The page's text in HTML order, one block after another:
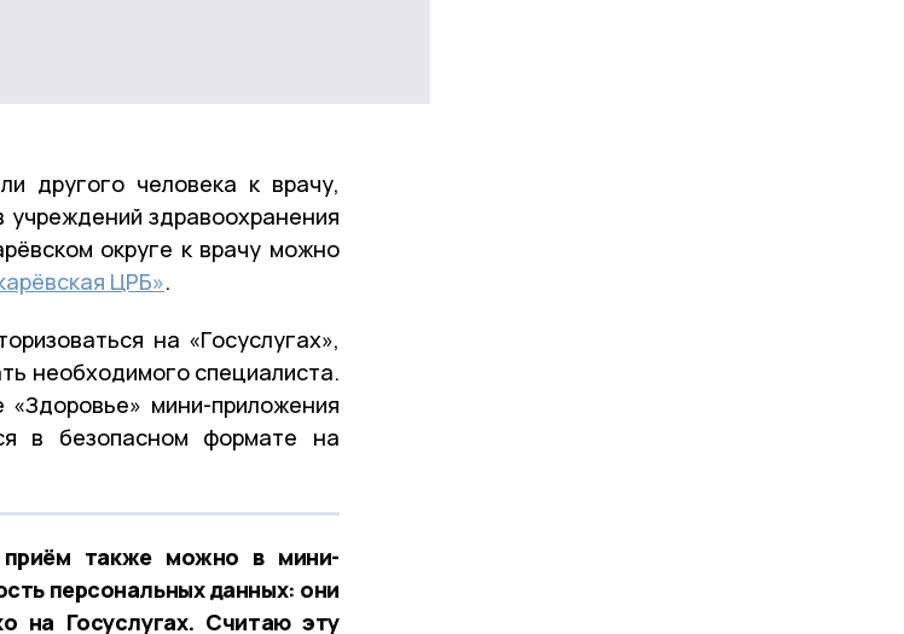
другого человека к врачу,
здравоохранения
округе к врачу можно
ЦРБ».
на «Госуслугах»,
необходимого специалиста.
мини-приложения
в безопасном формате на
также можно в мини-
персональных данных: они
на Госуслугах. Считаю эту